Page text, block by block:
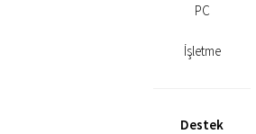
PC
İşletme
Destek